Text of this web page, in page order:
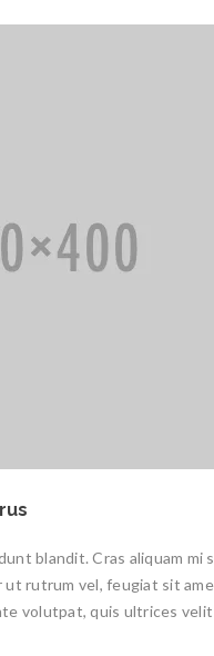
blandit. Cras aliquam
rutrum vel, feugiat sit
volutpat, quis ultrices